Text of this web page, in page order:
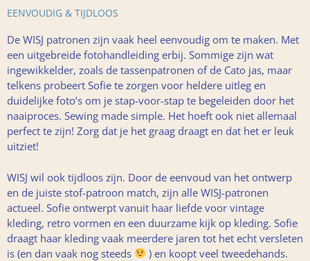
EENVOUDIG & TIJDLOOS
De WISJ patronen zijn vaak heel eenvoudig om te maken. Met
een uitgebreide fotohandleiding erbij. Sommige zijn wat
ingewikkelder, zoals de tassenpatronen of de Cato jas, maar
telkens probeert Sofie te zorgen voor heldere uitleg en
duidelijke foto’s om je stap-voor-stap te begeleiden door het
naaiproces. Sewing made simple. Het hoeft ook niet allemaal
perfect te zijn! Zorg dat je het graag draagt en dat het er leuk
uitziet!
WISJ wil ook tijdloos zijn. Door de eenvoud van het ontwerp
en de juiste stof-patroon match, zijn alle WISJ-patronen
actueel. Sofie ontwerpt vanuit haar liefde voor vintage
kleding, retro vormen en een duurzame kijk op kleding. Sofie
draagt haar kleding vaak meerdere jaren tot het echt versleten
is (en dan vaak nog steeds
) en koopt veel tweedehands.